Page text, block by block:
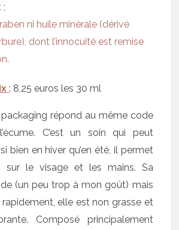
;
ni huile minérale (dérivé
dont l’innocuité est remise
: 8,25 euros les 30 ml
répond au même code
C’est un soin qui peut
bien en hiver qu’en été, il permet
sur le visage et les mains. Sa
(un peu trop à mon goût) mais
elle est non grasse et
Composé principalement